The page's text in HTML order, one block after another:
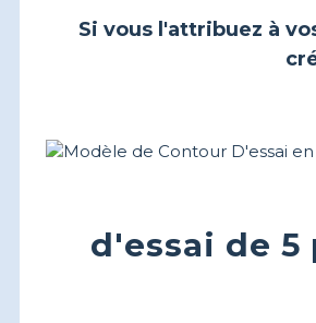
Si vous l'attribuez à
d'essai de